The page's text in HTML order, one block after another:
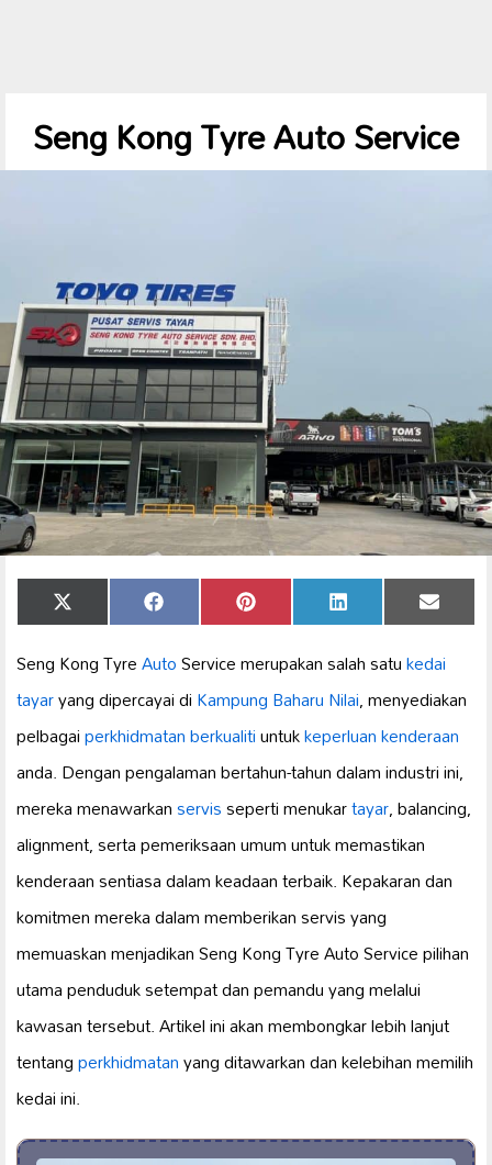
Seng Kong Tyre Auto Service
Share
on
X
(Twitter)
Share
on
Facebook Share
on
Pinterest Share
on
LinkedIn Share
on
Email
Seng Kong TyreAutoService merupakan salah satukedai
tayaryang dipercayai diKampung Baharu Nilai, menyediakan
pelbagaiperkhidmatan berkualitiuntukkeperluan kenderaan
anda. Dengan pengalaman bertahun-tahun dalam industri ini,
mereka menawarkanservisseperti menukartayar, balancing,
alignment, serta pemeriksaan umum untuk memastikan
kenderaan sentiasa dalam keadaan terbaik. Kepakaran dan
komitmen mereka dalam memberikan servis yang
memuaskan menjadikan Seng Kong Tyre Auto Service pilihan
utama penduduk setempat dan pemandu yang melalui
kawasan tersebut. Artikel ini akan membongkar lebih lanjut
tentangperkhidmatanyang ditawarkan dan kelebihan memilih
kedai ini.